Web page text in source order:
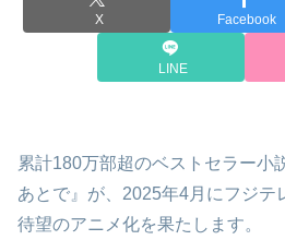
X Facebook
LINE
累計180万部超のベストセラー小
あとで』が、2025年4月にフジテ
待望のアニメ化を果たします。